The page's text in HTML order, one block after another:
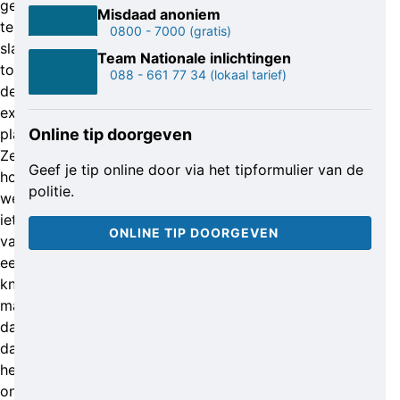
gehoorapparaat
te
slapen
toen
de
explosie
plaatsvond.
Ze
hoorde
wel
iets
van
een
knal,
maar
dacht
dat
het
onweer
Misdaad anoniem
0800 - 7000 (gratis)
Team Nationale inlichtingen
088 - 661 77 34 (lokaal tarief)
Online tip doorgeven
Geef je tip online door via het tipformulier van de
politie.
ONLINE TIP DOORGEVEN